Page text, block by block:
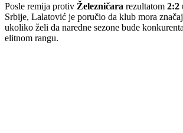
Posle remija protiv Železničara rezultatom 2:2
Srbije, Lalatović je poručio da klub mora
ukoliko želi da naredne sezone bude
elitnom rangu.